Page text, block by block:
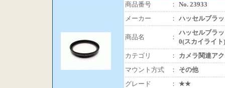
商品番号 ： No. 23933
メーカー
： ハッセルブラ
商品名 ：
ハッセルブラ
0(スカイライト)
カテゴリ
：
カメラ関連ア
マウント方式
：
その他
グレード
： ★★